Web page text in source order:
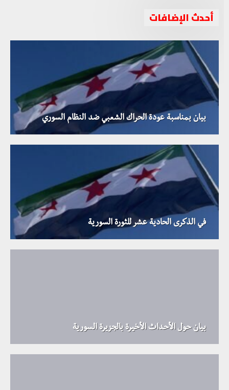
أحدث الإضافات
بيان بمناسبة عودة الحراك الشعبي ضد النظام السوري
في الذكرى الحادية عشر للثورة السورية
بيان حول الأحداث الأخيرة بالجزيرة السورية